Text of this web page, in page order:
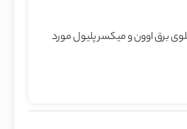
برق اوون و میکسر پلیول مورد